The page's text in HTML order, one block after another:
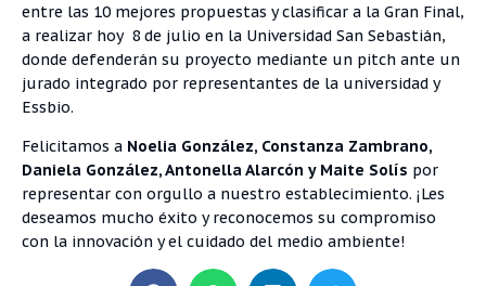
entre las 10 mejores propuestas y clasificar a la Gran Final,
a realizar hoy 8 de julio en la Universidad San Sebastián,
donde defenderán su proyecto mediante un pitch ante un
jurado integrado por representantes de la universidad y
Essbio.
Felicitamos a Noelia González, Constanza Zambrano,
Daniela González, Antonella Alarcón y Maite Solís por
representar con orgullo a nuestro establecimiento. ¡Les
deseamos mucho éxito y reconocemos su compromiso
con la innovación y el cuidado del medio ambiente!